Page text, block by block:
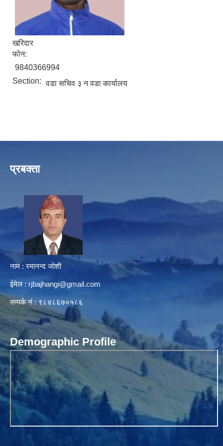
खरिदार
फोन:
9840366994
Section: वडा सचिव ३ न वडा कार्यालय
प्रबक्ता
नाम : रमानन्द जोशी
ईमेल : rjbajhangi@gmail.com
सम्पर्क नं : ९८४८६७०५८६
Demographic Profile